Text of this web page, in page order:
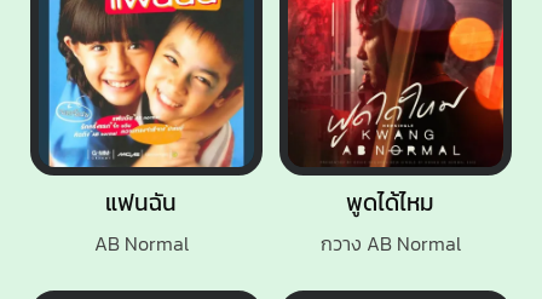
แฟนฉัน
AB Normal
พูดได้ไหม
กวาง AB Normal